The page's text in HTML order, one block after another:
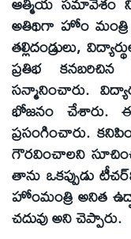
అతిథిగా హోం
తల్లిదండ్రులు,
ప్రతిభ
సన్మానించారు.
భోజనం చేశారు.
ప్రసంగించారు.
గౌరవించాలని
తాను ఒకప్పుడు
హోంమంత్రి అనిత
చదువు అని చెప్పారు.